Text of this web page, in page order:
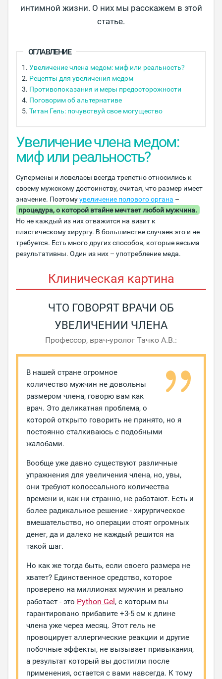
интимной жизни. О них мы расскажем в этой
статье.
ОГЛАВЛЕНИЕ
Увеличение члена медом: миф или реальность?
Рецепты для увеличения медом
Противопоказания и меры предосторожности
Поговорим об альтернативе
Титан Гель: почувствуй свое могущество
Увеличение члена медом:
миф или реальность?
Супермены и ловеласы всегда трепетно относились к
своему мужскому достоинству, считая, что размер имеет
значение. Поэтомуувеличение полового органа –
процедура, о которой втайне мечтает любой мужчина.
Но не каждый из них отважится на визит к
пластическому хирургу. В большинстве случаев это и не
требуется. Есть много других способов, которые весьма
результативны. Один из них – употребление меда.
Клиническая картина
ЧТО ГОВОРЯТ ВРАЧИ ОБ
УВЕЛИЧЕНИИ ЧЛЕНА
Профессор, врач-уролог Тачко А.В.:
В нашей стране огромное
количество мужчин не довольны
размером члена, говорю вам как
врач. Это деликатная проблема, о
которой открыто говорить не принято, но я
постоянно сталкиваюсь с подобными
жалобами.
Вообще уже давно существуют различные
упражнения для увеличения члена, но, увы,
они требуют колоссального количества
времени и, как ни странно, не работают. Есть и
более радикальное решение - хирургическое
вмешательство, но операции стоят огромных
денег, да и далеко не каждый решится на
такой шаг.
Но как же тогда быть, если своего размера не
хватет? Единственное средство, которое
проверено на миллионах мужчин и реально
работает - это Python Gel, с которым вы
гарантировано прибавите +3-5 см к длине
члена уже через месяц. Этот гель не
провоцирует аллергические реакции и другие
побочные эффекты, не вызывает привыкания,
а результат который вы достигли после
применения, остается с вами навсегда. К тому